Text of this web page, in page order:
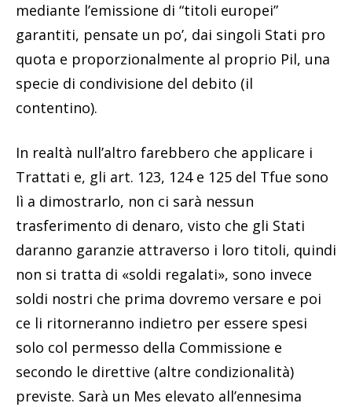
mediante l’emissione di “titoli europei”
garantiti, pensate un po’, dai singoli Stati pro
quota e proporzionalmente al proprio Pil, una
specie di condivisione del debito (il
contentino).
In realtà null’altro farebbero che applicare i
Trattati e, gli art. 123, 124 e 125 del Tfue sono
lì a dimostrarlo, non ci sarà nessun
trasferimento di denaro, visto che gli Stati
daranno garanzie attraverso i loro titoli, quindi
non si tratta di «soldi regalati», sono invece
soldi nostri che prima dovremo versare e poi
ce li ritorneranno indietro per essere spesi
solo col permesso della Commissione e
secondo le direttive (altre condizionalità)
previste. Sarà un Mes elevato all’ennesima